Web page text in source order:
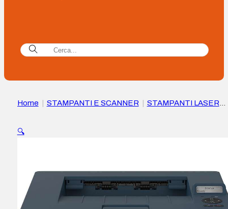
Home STAMPANTI E SCANNER
STAMPANTI LASER
WiFi 30 ppm
🔍